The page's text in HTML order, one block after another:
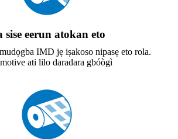
sise eerun atokan eto
IMD jẹ iṣakoso nipasẹ eto rola.
ati lilo daradara gbóògì